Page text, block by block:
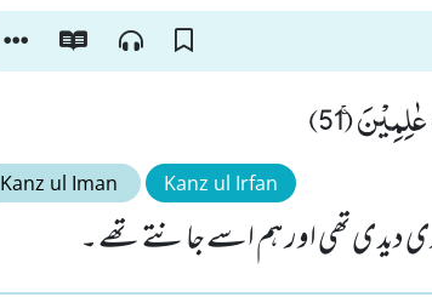
(51)
Kanz ul Iman Kanz ul Irfan
دیدی تھی اور ہم ا سے جانتے تھے ۔